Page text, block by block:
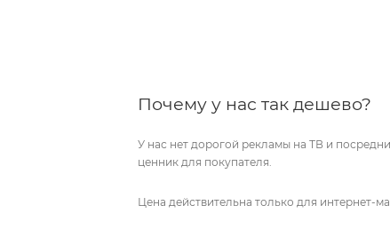
Почему у нас так дешево?
У нас нет дорогой рекламы на ТВ и
ценник для покупателя.
Цена действительна только для интернет-